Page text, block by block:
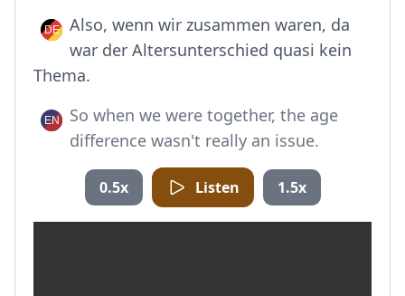
Also, wenn wir zusammen waren, da
war der Altersunterschied quasi kein
Thema.
So when we were together, the age
difference wasn't really an issue.
0.5x Listen 1.5x